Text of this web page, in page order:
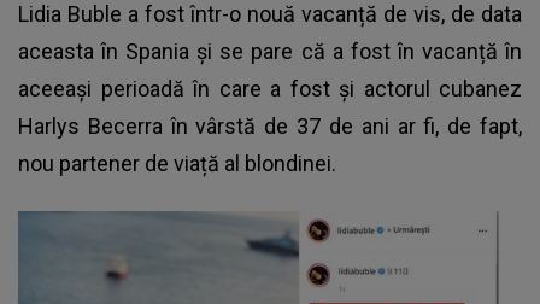
Lidia Buble a fost într-o nouă vacanță de vis, de data
aceasta în Spania și se pare că a fost în vacanță în
aceeași perioadă în care a fost și actorul cubanez
Harlys Becerra în vârstă de 37 de ani ar fi, de fapt,
nou partener de viață al blondinei.